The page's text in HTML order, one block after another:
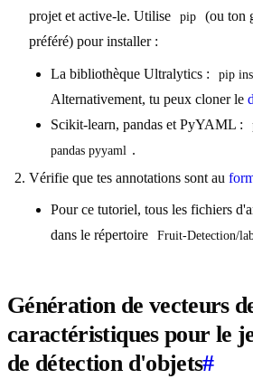
projet et active-le. Utilise
pip
(ou ton
préféré) pour installer :
La bibliothèque Ultralytics : pip
Alternativement, tu peux cloner le
Scikit-learn, pandas et PyYAML :
pandas pyyaml .
Vérifie que tes annotations sont au
Pour ce tutoriel, tous les fichiers
dans le répertoire
Fruit-Detection/
Génération de vecteurs
caractéristiques pour le
de détection d'objets#